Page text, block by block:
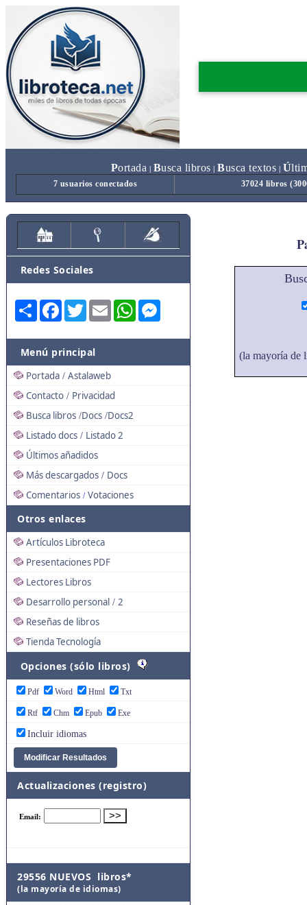
Portada Busca libros Busca textos Ú
7 usuarios conectados 37024 libros
Redes Sociales
Share FacebookTwitterEmail WhatsApp
Menú principal
Portada / Astalaweb
Contacto / Privacidad
Busca libros /Docs /Docs2
Listado docs / Listado 2
Últimos añadidos
Más descargados / Docs
Comentarios / Votaciones
Otros enlaces
Artículos Libroteca
Presentaciones PDF
Lectores Libros
Desarrollo personal / 2
Reseñas de libros
Tienda Tecnología
Opciones (sólo libros)
Pdf Word Html Txt
Rtf Chm Epub Exe
Incluir idiomas
Actualizaciones (registro)
29556 NUEVOS libros*
(la mayoría de idiomas)
(la mayoría de